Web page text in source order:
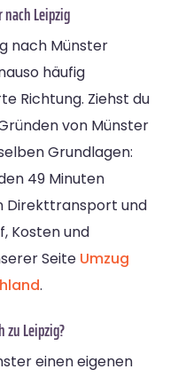
Leipzig
nach Münster
häufig
Richtung. Ziehst du
von Münster
Grundlagen:
49 Minuten
Direkttransport und
Kosten und
Seite Umzug
.
zu Leipzig?
einen eigenen